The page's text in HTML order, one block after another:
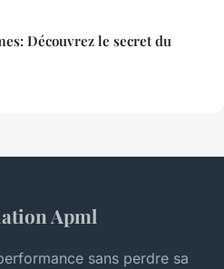
Découvrez le secret du
Apml
sans perdre sa